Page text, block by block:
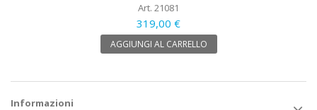
Art. 21081
319,00 €
AGGIUNGI AL CARRELLO
Informazioni